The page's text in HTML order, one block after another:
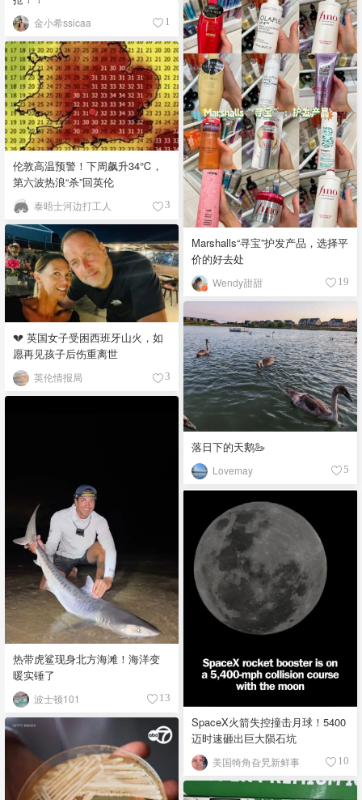
金小希ssicaa 1
Marshalls“寻宝”护发产品，选择平
价的好去处
Wendy甜甜 19
伦敦高温预警！下周飙升34℃，
第六波热浪“杀”回英伦
泰晤士河边打工人 3
💔 英国女子受困西班牙山火，如
愿再见孩子后伤重离世
英伦情报局 3
落日下的天鹅🦢
Lovemay 5
热带虎鲨现身北方海滩！海洋变
暖实锤了
波士顿101 13
SpaceX火箭失控撞击月球！5400
迈时速砸出巨大陨石坑
美国犄角旮旯新鲜事 10